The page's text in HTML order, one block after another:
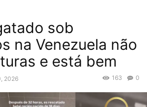
sob
na Venezuela não
e está bem
2026 0
163